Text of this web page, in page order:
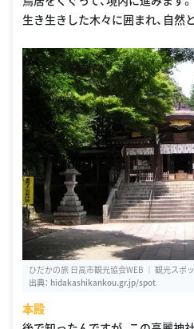
生き生きした木々に囲まれ、自
ひだかの旅 日高市観光協会WEB ｜ 観光スポ
出典： hidakashikankou.gr.jp/spot
本殿